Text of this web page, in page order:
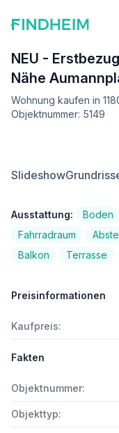
NEU -
Nähe
Wohnung kaufen in
Objektnummer: 5149
Slideshow
Ausstattung: Boden
Fahrradraum
Balkon
Terrasse
Preisinformationen
Kaufpreis:
Fakten
Objektnummer:
Objekttyp: